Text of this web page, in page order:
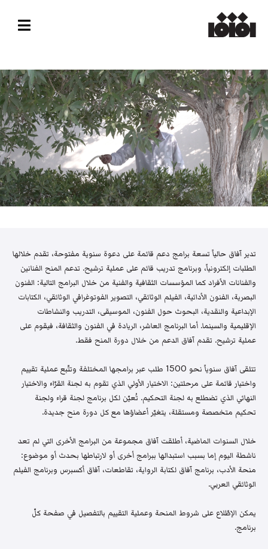
تدير آفاق حالياً تسعة برامج دعم قائمة على دعوة سنوية مفتوحة، تقدم خلالها
الطلبات إلكترونياً، وبرنامج تدريب قائم على عملية ترشيح. تدعم المنح الفنانين
والفنانات الأفراد كما المؤسسات الثقافية والفنية من خلال البرامج التالية: الفنون
البصرية، الفنون الأدائية، الفيلم الوثائقي، التصوير الفوتوغرافي الوثائقي، الكتابات
الإبداعية والنقدية، البحوث حول الفنون، الموسيقى، التدريب والنشاطات
الإقليمية والسينما. أما البرنامج العاشر، الريادة في الفنون والثقافة، فيقوم على
عملية ترشيح. تقدم آفاق الدعم من خلال دورة المنح فقط.
تتلقى آفاق سنوياً نحو 1500 طلب عبر برامجها المختلفة وتتّبع عملية تقييم
واختيار قائمة على مرحلتين: الاختيار الأولي الذي تقوم به لجنة القرّاء والاختيار
النهائي الذي تضطلع به لجنة التحكيم. تُعيّن لكل برنامج لجنة قراء ولجنة
تحكيم متخصصة ومستقلة، يتغيّر أعضاؤها مع كل دورة منح جديدة.
خلال السنوات الماضية، أطلقت آفاق مجموعة من البرامج الأخرى التي لم تعد
ناشطة اليوم إما بسبب استبدالها ببرامج أخرى أو لارتباطها بحدث أو موضوع:
منحة الأدب، برنامج آفاق لكتابة الرواية، تقاطعات، آفاق أكسبرس وبرنامج الفيلم
الوثائقي العربي.
يمكن الإطّلاع على شروط المنحة وعملية التقييم بالتفصيل في صفحة كلّ
برنامج.